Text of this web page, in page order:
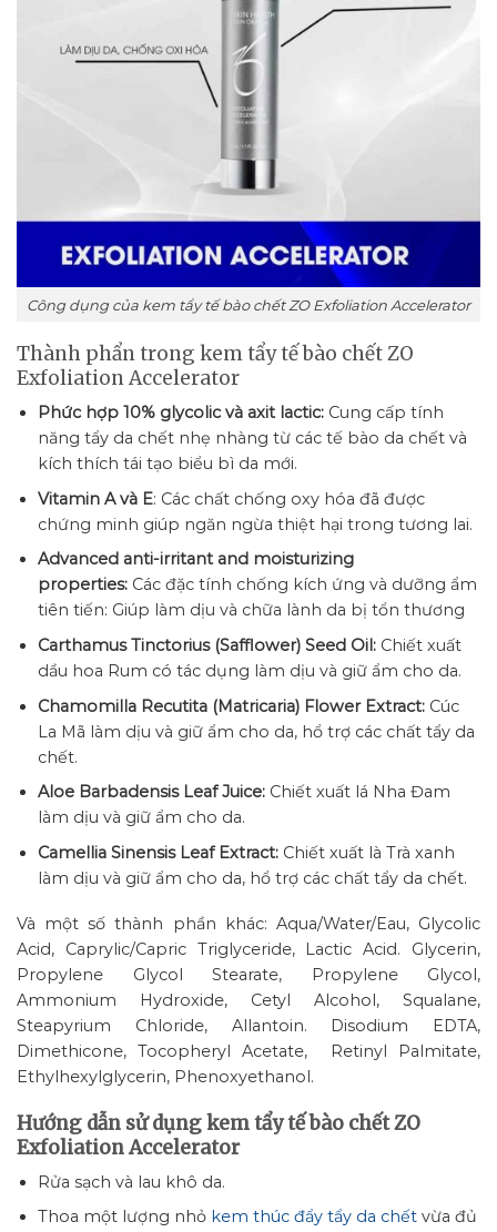
Công dụng của kem tẩy tế bào chết ZO Exfoliation Accelerator
Thành phẩn trong kem tẩy tế bào chết ZO
Exfoliation Accelerator
Phức hợp 10% glycolic và axit lactic:Cung cấp tính
năng tẩy da chết nhẹ nhàng từ các tế bào da chết và
kích thích tái tạo biểu bì da mới.
Vitamin A và E: Các chất chống oxy hóa đã được
chứng minh giúp ngăn ngừa thiệt hại trong tương lai.
Advanced anti-irritant and moisturizing
properties:Các đặc tính chống kích ứng và dưỡng ẩm
tiên tiến: Giúp làm dịu và chữa lành da bị tổn thương
Carthamus Tinctorius (Safflower) Seed Oil: Chiết xuất
dầu hoa Rum có tác dụng làm dịu và giữ ẩm cho da.
Chamomilla Recutita (Matricaria) Flower Extract: Cúc
La Mã làm dịu và giữ ẩm cho da, hổ trợ các chất tẩy da
chết.
Aloe Barbadensis Leaf Juice: Chiết xuất lá Nha Đam
làm dịu và giữ ẩm cho da.
Camellia Sinensis Leaf Extract:Chiết xuất là Trà xanh
làm dịu và giữ ẩm cho da, hổ trợ các chất tẩy da chết.
Và một số thành phần khác: Aqua/Water/Eau, Glycolic
Acid, Caprylic/Capric Triglyceride, Lactic Acid. Glycerin,
Propylene Glycol Stearate, Propylene Glycol,
Ammonium Hydroxide, Cetyl Alcohol, Squalane,
Steapyrium Chloride, Allantoin. Disodium EDTA,
Dimethicone, Tocopheryl Acetate, Retinyl Palmitate,
Ethylhexylglycerin, Phenoxyethanol.
Hướng dẫn sử dụng kem tẩy tế bào chết ZO
Exfoliation Accelerator
Rửa sạch và lau khô da.
Thoa một lượng nhỏkem thúc đẩy tẩy da chếtvừa đủ